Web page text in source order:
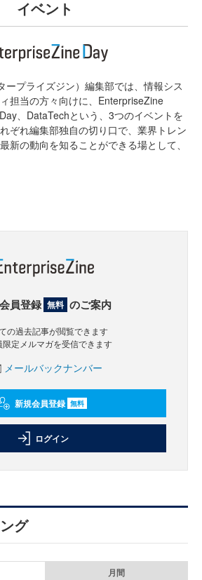
イベント
ープライズジン）編集部では、情報シス
担当の方々向けに、EnterpriseZine
、DataTechという、3つのイベントを
ぞれ編集部独自の切り口で、業界トレン
新の動向を知ることができる場として、
員登録 無料 のご案内
の過去記事が閲覧できます
限定メルマガを受信できます
メールバックナンバー
新規会員登録 無料
ログイン
グ
月間